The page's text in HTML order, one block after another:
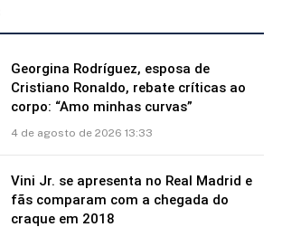
Georgina Rodríguez, esposa de
Cristiano Ronaldo, rebate críticas ao
corpo: “Amo minhas curvas”
4 de agosto de 2026 13:33
Vini Jr. se apresenta no Real Madrid e
fãs comparam com a chegada do
craque em 2018